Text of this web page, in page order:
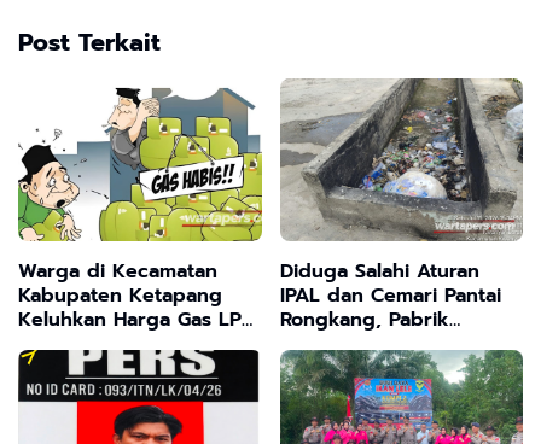
Post Terkait
Warga di Kecamatan
Kabupaten Ketapang
Keluhkan Harga Gas LPG
3 Kg di Jual Pangkalan
Masih di Atas HET
Diduga Salahi Aturan
IPAL dan Cemari Pantai
Rongkang, Pabrik
Kepiting di Bangkalan
Terancam Sanksi Berat